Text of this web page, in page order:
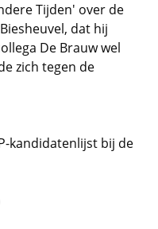
Tijden' over de
dat hij
De Brauw wel
zich tegen de
kandidatenlijst bij de